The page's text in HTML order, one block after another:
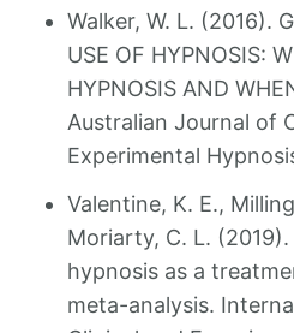
Walker, W. L. (2016).
USE OF HYPNOSIS:
HYPNOSIS AND
Australian Journal of
Experimental
Valentine, K. E.,
Moriarty, C. L.
hypnosis as a
meta-analysis.